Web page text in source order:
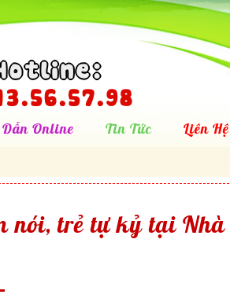
Online Tin Tức Liên Hệ
nói, trẻ tự kỷ tại Nhà